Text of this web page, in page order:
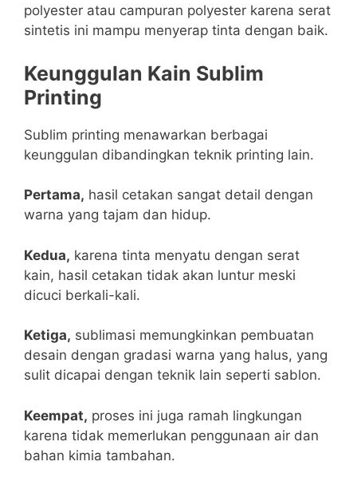
polyester atau campuran polyester karena serat
sintetis ini mampu menyerap tinta dengan baik.
Keunggulan Kain Sublim
Printing
Sublim printing menawarkan berbagai
keunggulan dibandingkan teknik printing lain.
Pertama, hasil cetakan sangat detail dengan
warna yang tajam dan hidup.
Kedua, karena tinta menyatu dengan serat
kain, hasil cetakan tidak akan luntur meski
dicuci berkali-kali.
Ketiga, sublimasi memungkinkan pembuatan
desain dengan gradasi warna yang halus, yang
sulit dicapai dengan teknik lain seperti sablon.
Keempat, proses ini juga ramah lingkungan
karena tidak memerlukan penggunaan air dan
bahan kimia tambahan.